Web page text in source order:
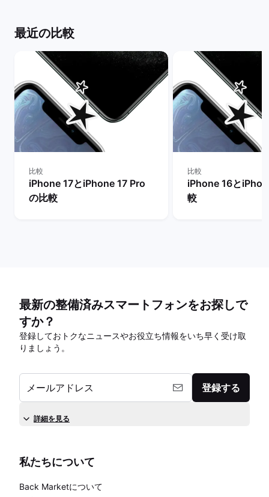
最近の比較
比較
iPhone 17とiPhone 17 Pro
の比較
比較
iPhone 16と
較
最新の整備済みスマートフォンをお探しで
すか？
登録しておトクなニュースやお役立ち情報をいち早く受け取
りましょう。
メールアドレス 登録する
詳細を見る
私たちについて
Back Marketについて